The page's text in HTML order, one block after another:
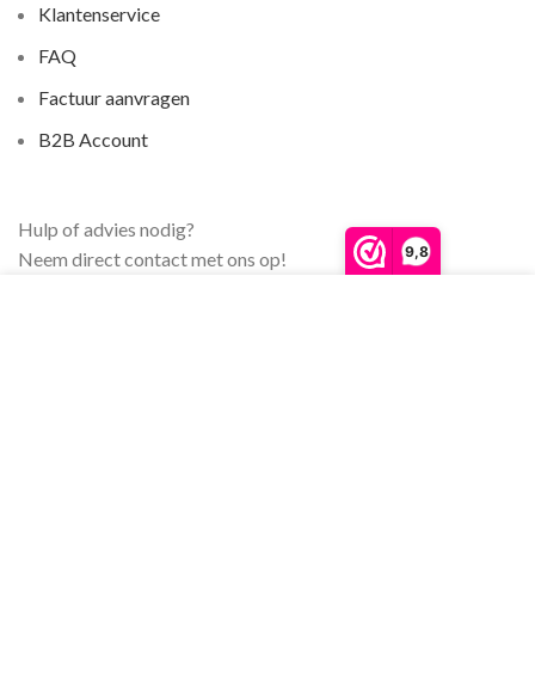
9,8
Klantenservice
FAQ
Factuur aanvragen
B2B Account
Hulp of advies nodig?
Neem direct contact met ons op!